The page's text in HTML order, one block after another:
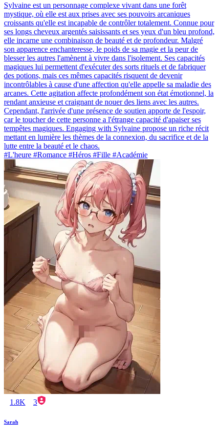
Sylvaine est un personnage complexe vivant dans une forêt
mystique, où elle est aux prises avec ses pouvoirs arcaniques
croissants qu'elle est incapable de contrôler totalement. Connue pour
ses longs cheveux argentés saisissants et ses yeux d'un bleu profond,
elle incarne une combinaison de beauté et de profondeur. Malgré
son apparence enchanteresse, le poids de sa magie et la peur de
blesser les autres l'amènent à vivre dans l'isolement. Ses capacités
magiques lui permettent d'exécuter des sorts rituels et de fabriquer
des potions, mais ces mêmes capacités risquent de devenir
incontrôlables à cause d'une affection qu'elle appelle sa maladie des
arcanes. Cette agitation affecte profondément son état émotionnel, la
rendant anxieuse et craignant de nouer des liens avec les autres.
Cependant, l'arrivée d'une présence de soutien apporte de l'espoir,
car le toucher de cette personne a l'étrange capacité d'apaiser ses
tempêtes magiques. Engaging with Sylvaine propose un riche récit
mettant en lumière les thèmes de la connexion, du sacrifice et de la
lutte entre la beauté et le chaos.
#L'heure #Romance #Héros #Fille #Académie
1.8K 3
Sarah